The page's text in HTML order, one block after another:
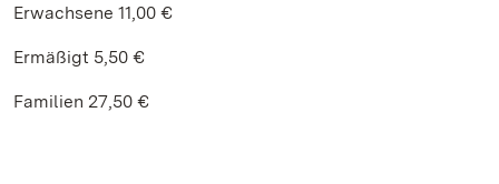
Erwachsene 11,00 €
Ermäßigt 5,50 €
Familien 27,50 €